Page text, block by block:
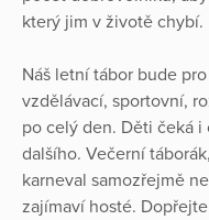
který jim v životě chybí.
Náš letní tábor bude
vzdělávací, sportovní,
po celý den. Děti čeká
dalšího. Večerní
karneval samozřejmě
zajímaví hosté.